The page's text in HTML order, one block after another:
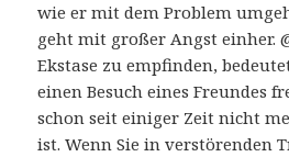
wie er mit dem Problem
geht mit großer Angst einher.
Ekstase zu empfinden,
einen Besuch eines Freundes
schon seit einiger Zeit nicht
ist. Wenn Sie in verstörenden